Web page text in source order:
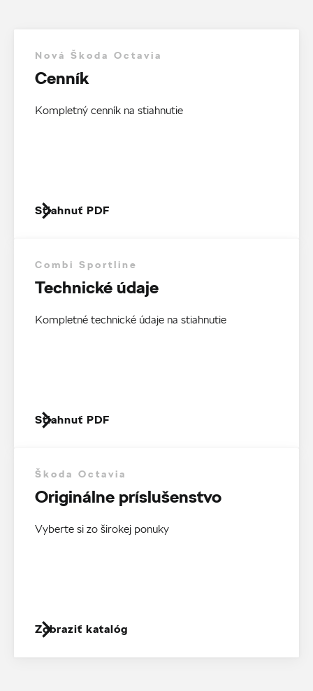
Nová Škoda Octavia
Cenník
Kompletný cenník na stiahnutie
Stiahnuť PDF
Combi Sportline
Technické údaje
Kompletné technické údaje na stiahnutie
Stiahnuť PDF
Škoda Octavia
Originálne príslušenstvo
Vyberte si zo širokej ponuky
Zobraziť katalóg